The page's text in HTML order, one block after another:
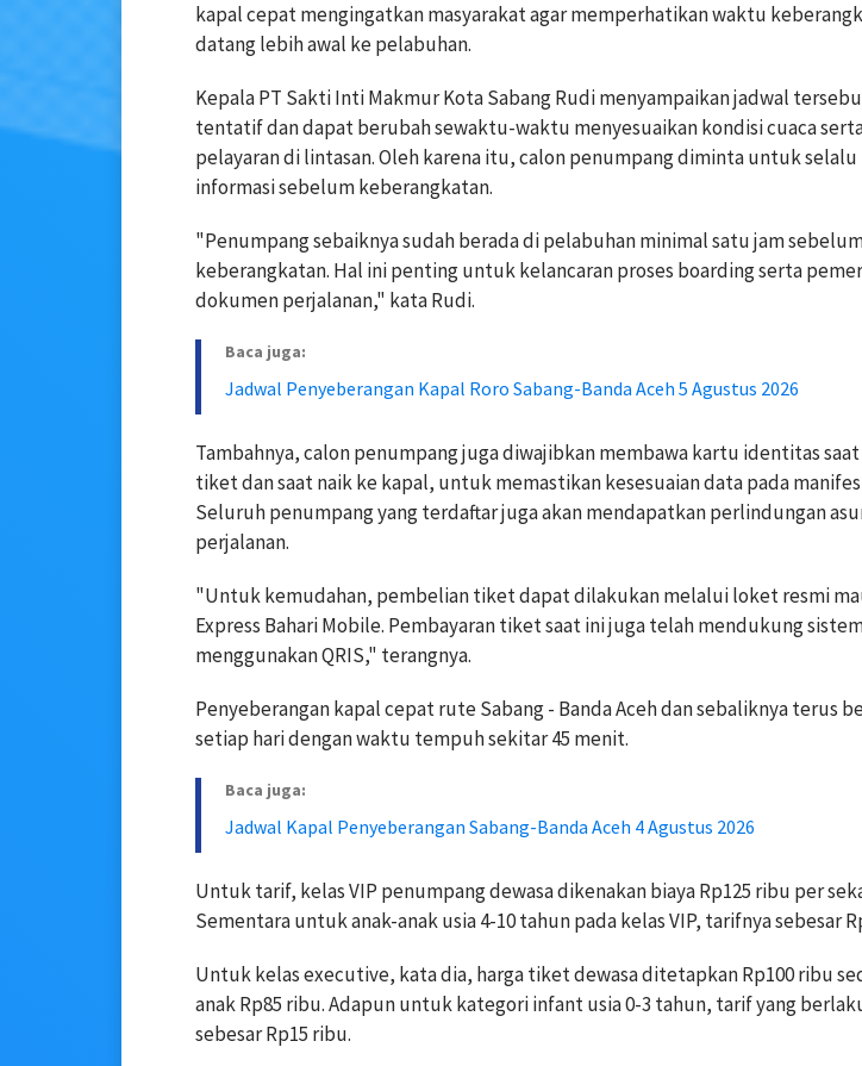
kapal cepat mengingatkan masyarakat agar memperhatikan waktu
datang lebih awal ke pelabuhan.
Kepala PT Sakti Inti Makmur Kota Sabang Rudi menyampaikan jadwal
tentatif dan dapat berubah sewaktu-waktu menyesuaikan kondisi cuaca
pelayaran di lintasan. Oleh karena itu, calon penumpang diminta untuk
informasi sebelum keberangkatan.
"Penumpang sebaiknya sudah berada di pelabuhan minimal satu jam
keberangkatan. Hal ini penting untuk kelancaran proses boarding serta
dokumen perjalanan," kata Rudi.
Baca juga:
Jadwal Penyeberangan Kapal Roro Sabang-Banda Aceh 5 Agustus 2026
Tambahnya, calon penumpang juga diwajibkan membawa kartu identitas
tiket dan saat naik ke kapal, untuk memastikan kesesuaian data pada
Seluruh penumpang yang terdaftar juga akan mendapatkan perlindungan
perjalanan.
"Untuk kemudahan, pembelian tiket dapat dilakukan melalui loket resmi
Express Bahari Mobile. Pembayaran tiket saat ini juga telah mendukung
menggunakan QRIS," terangnya.
Penyeberangan kapal cepat rute Sabang - Banda Aceh dan sebaliknya terus
setiap hari dengan waktu tempuh sekitar 45 menit.
Baca juga:
Jadwal Kapal Penyeberangan Sabang-Banda Aceh 4 Agustus 2026
Untuk tarif, kelas VIP penumpang dewasa dikenakan biaya Rp125 ribu per
Sementara untuk anak-anak usia 4-10 tahun pada kelas VIP, tarifnya sebesar
Untuk kelas executive, kata dia, harga tiket dewasa ditetapkan Rp100 ribu
anak Rp85 ribu. Adapun untuk kategori infant usia 0-3 tahun, tarif yang
sebesar Rp15 ribu.